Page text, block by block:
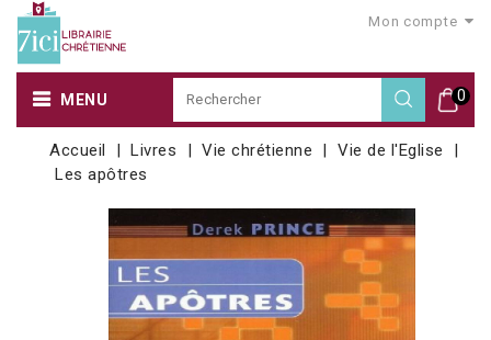
Mon compte
0
MENU
Accueil Livres Vie chrétienne
Vie de l'Eglise
Les apôtres